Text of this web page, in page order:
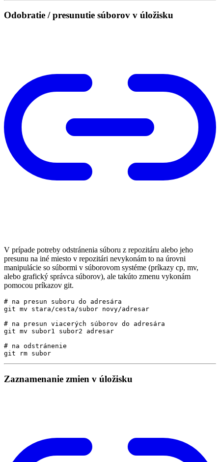
Odobratie / presunutie súborov v úložisku
V prípade potreby odstránenia súboru z repozitáru alebo jeho
presunu na iné miesto v repozitári nevykonám to na úrovni
manipulácie so súbormi v súborovom systéme (príkazy cp, mv,
alebo grafický správca súborov), ale takúto zmenu vykonám
pomocou príkazov git.
# na presun suboru do adresára
# na presun viacerých súborov do adresára
# na odstránenie
Zaznamenanie zmien v úložisku